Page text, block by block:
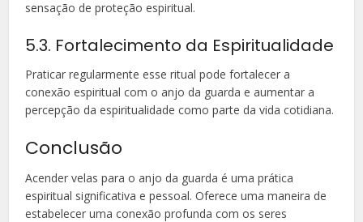
sensação de proteção espiritual.
5.3. Fortalecimento da Espiritualidade
Praticar regularmente esse ritual pode fortalecer a
conexão espiritual com o anjo da guarda e aumentar a
percepção da espiritualidade como parte da vida cotidiana.
Conclusão
Acender velas para o anjo da guarda é uma prática
espiritual significativa e pessoal. Oferece uma maneira de
estabelecer uma conexão profunda com os seres